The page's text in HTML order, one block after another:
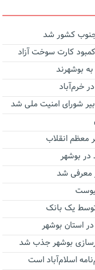
کشور شد
کارت سوخت آزاد
بوشهرند
خرم‌آباد
شورای امنیت ملی شد
انقلاب
بوشهر
شد
یک بانک
استان بوشهر
اسلام‌آباد است